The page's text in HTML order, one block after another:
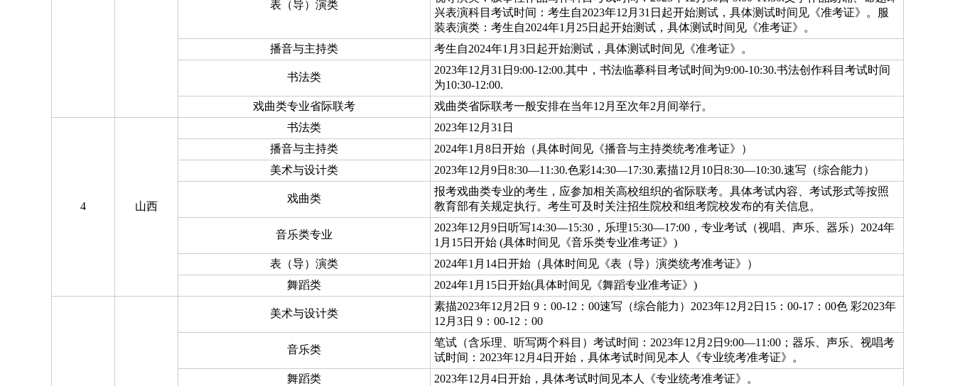
表（导）演类
兴表演科目考试时间：考生自2023年12月31日起开始测试，具体测试时间见《准考证》。服
装表演类：考生自2024年1月25日起开始测试，具体测试时间见《准考证》。
播音与主持类
考生自2024年1月3日起开始测试，具体测试时间见《准考证》。
书法类
2023年12月31日9:00-12:00.其中，书法临摹科目考试时间为9:00-10:30.书法创作科目考试时间
为10:30-12:00.
戏曲类专业省际联考
戏曲类省际联考一般安排在当年12月至次年2月间举行。
4 山西
书法类
2023年12月31日
播音与主持类
2024年1月8日开始（具体时间见《播音与主持类统考准考证》）
美术与设计类
2023年12月9日8:30—11:30.色彩14:30—17:30.素描12月10日8:30—10:30.速写（综合能力）
戏曲类
报考戏曲类专业的考生，应参加相关高校组织的省际联考。具体考试内容、考试形式等按照
教育部有关规定执行。考生可及时关注招生院校和组考院校发布的有关信息。
音乐类专业
2023年12月9日听写14:30—15:30，乐理15:30—17:00，专业考试（视唱、声乐、器乐）2024年
1月15日开始 (具体时间见《音乐类专业准考证》)
表（导）演类
2024年1月14日开始（具体时间见《表（导）演类统考准考证》）
舞蹈类
2024年1月15日开始(具体时间见《舞蹈专业准考证》)
美术与设计类
素描2023年12月2日 9：00-12：00速写（综合能力）2023年12月2日15：00-17：00色 彩2023年
12月3日 9：00-12：00
音乐类
笔试（含乐理、听写两个科目）考试时间：2023年12月2日9:00—11:00；器乐、声乐、视唱考
试时间：2023年12月4日开始，具体考试时间见本人《专业统考准考证》。
舞蹈类
2023年12月4日开始，具体考试时间见本人《专业统考准考证》。